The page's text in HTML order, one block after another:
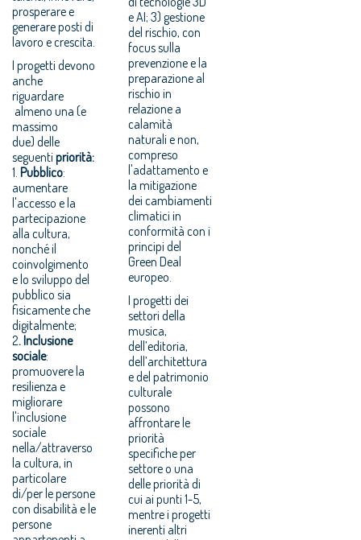
prosperare e
generare posti di
lavoro e crescita.
I progetti devono
anche
riguardare
almeno una (e
massimo
due) delle
seguenti priorità:
1. Pubblico:
aumentare
l'accesso e la
partecipazione
alla cultura,
nonché il
coinvolgimento
e lo sviluppo del
pubblico sia
fisicamente che
digitalmente;
2.Inclusione
sociale:
promuovere la
resilienza e
migliorare
l'inclusione
sociale
nella/attraverso
la cultura, in
particolare
di/per le persone
con disabilità e le
persone
e AI; 3) gestione
del rischio, con
focus sulla
prevenzione e la
preparazione al
rischio in
relazione a
calamità
naturali e non,
compreso
l'adattamento e
la mitigazione
dei cambiamenti
climatici in
conformità con i
principi del
Green Deal
europeo.
I progetti dei
settori della
musica,
dell’editoria,
dell’architettura
e del patrimonio
culturale
possono
affrontare le
priorità
specifiche per
settore o una
delle priorità di
cui ai punti 1-5,
mentre i progetti
inerenti altri